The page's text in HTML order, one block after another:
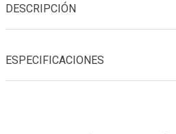
DESCRIPCIÓN
ESPECIFICACIONES